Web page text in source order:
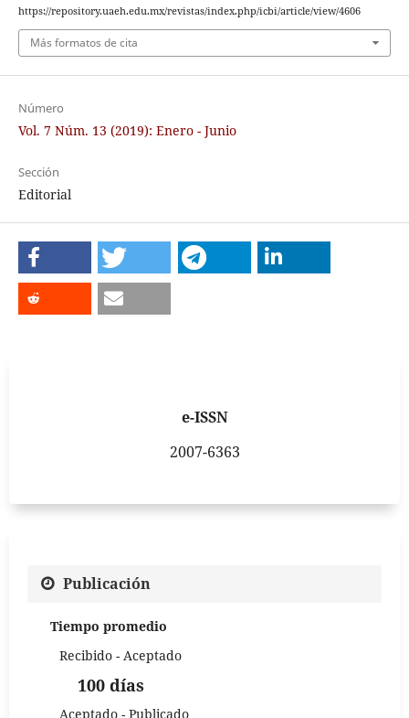
https://repository.uaeh.edu.mx/revistas/index.php/icbi/article/view/4606
Más formatos de cita
Número
Vol. 7 Núm. 13 (2019): Enero - Junio
Sección
Editorial
e-ISSN
2007-6363
Publicación
Tiempo promedio
Recibido - Aceptado
100 días
Aceptado - Publicado